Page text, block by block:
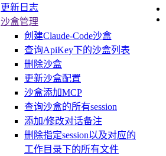
更新日志
沙盒管理
创建Claude-Code沙盒
查询ApiKey下的沙盒列表
删除沙盒
更新沙盒配置
沙盒添加MCP
查询沙盒的所有session
添加/修改对话备注
删除指定session以及对应的
工作目录下的所有文件